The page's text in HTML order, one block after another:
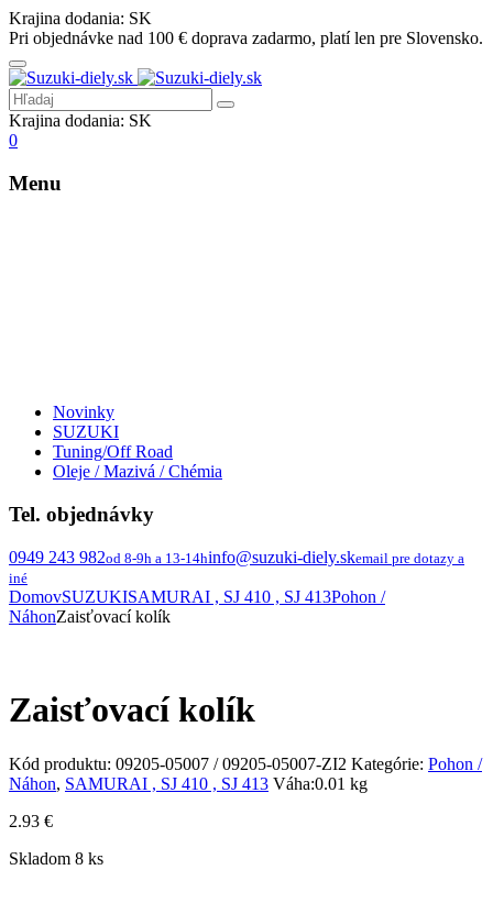
Krajina dodania: SK
Pri objednávke nad 100 € doprava zadarmo, platí len pre Slovensko.
Krajina dodania: SK
0
Menu
Novinky
SUZUKI
Tuning/Off Road
Oleje / Mazivá / Chémia
Tel. objednávky
0949 243 982od 8-9h a 13-14hinfo@suzuki-diely.skemail pre dotazy a
iné
DomovSUZUKISAMURAI , SJ 410 , SJ 413Pohon /
NáhonZaisťovací kolík
Zaisťovací kolík
Kód produktu: 09205-05007 / 09205-05007-ZI2 Kategórie: Pohon /
Náhon, SAMURAI , SJ 410 , SJ 413 Váha:0.01 kg
2.93 €
Skladom 8 ks